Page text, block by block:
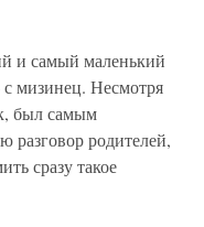
и самый маленький
с мизинец. Несмотря
был самым
разговор родителей,
сразу такое